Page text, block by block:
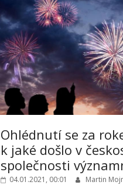
Ohlédnutí se za
k jaké došlo v
společnosti
04.01.2021, 00:01 Martin